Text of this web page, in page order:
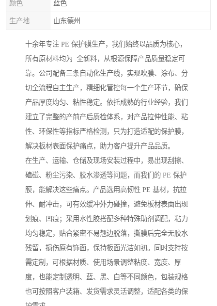
颜色 蓝色
生产地 山东德州
十余年专注 PE 保护膜生产，我们始终以品质为核心，
所有原材料均为 全新料，从根源保障产品质量稳定可
靠。公司配备三条自动化生产线，实现吹膜、涂布、分
切全流程自主生产，精细化管控每一个生产环节，确保
产品厚度均匀、粘性稳定。依托成熟的行业经验，我们
建立了完整的产前产后质检体系，对产品拉伸性能、粘
性、环保性等指标严格检测，只为打造适配的保护膜，
解决板材表面保护痛点，助力客户提升产品品质。
在生产、运输、仓储及现场安装过程中，易出现刮擦、
磕碰、粉尘污染、胶水渗透等问题，而我们的 PE 保护
膜，能解决这些痛点。产品选用高韧性 PE 基材，抗拉
伸、耐冲击，可有效缓冲外力碰撞，避免板材表面出现
划痕、凹痕；采用水性胶搭配多种特殊助剂调配，粘力
均匀稳定，贴合紧密不易翘边脱落，撕膜后完全无胶水
残留，损伤原有饰面，保持板面光洁如初。同时支持按
需定制，可根据材质、使用场景调整粘度、宽度、厚
度，也能定制透明、蓝、黑、白等不同颜色，包装规格
也可按照客户装箱、发货需求灵活调整，适配各类的保